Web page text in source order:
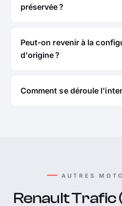
préservée ?
Peut-on revenir à la
d'origine ?
Comment se déroule
AUTRES
Renault Trafic